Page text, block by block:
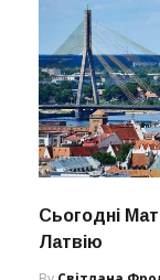
Сьогодні
Латвію